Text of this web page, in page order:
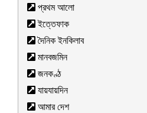
প্রথম আলো
ইত্তেফাক
দৈনিক ইনকিলাব
মানবজমিন
জনকণ্ঠ
যায়যায়দিন
আমার দেশ